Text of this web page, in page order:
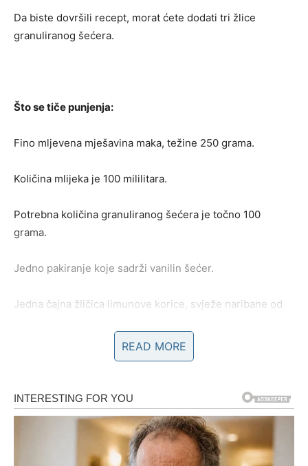
Da biste dovršili recept, morat ćete dodati tri žlice
granuliranog šećera.
Što se tiče punjenja:
Fino mljevena mješavina maka, težine 250 grama.
Količina mlijeka je 100 mililitara.
Potrebna količina granuliranog šećera je točno 100
grama.
Jedno pakiranje koje sadrži vanilin šećer.
Jedna čajna žličica limunove korice, svježe naribane od
Da bi se zadovoljila potrebna količina, potrebno je 50
Premažite tijesto tako da nanesete sloj žumanjka
koristeći samo jedno jaje.
READ MORE